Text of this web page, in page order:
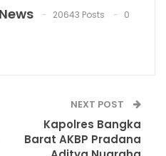
20643 Posts
0
NEXT POST
Kapolres Bangka
Barat AKBP Pradana